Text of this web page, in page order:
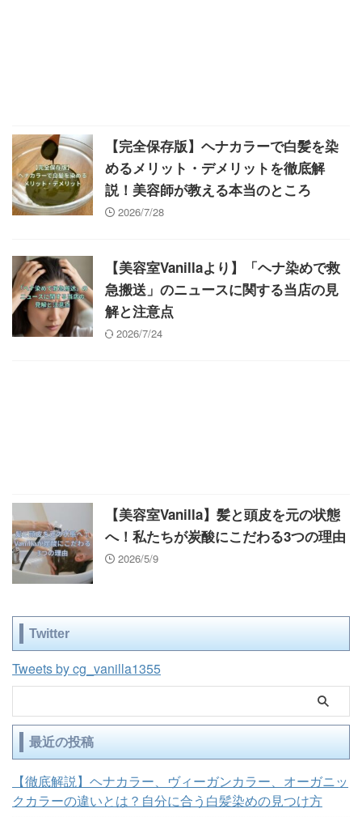
【完全保存版】ヘナカラーで白髪を染
めるメリット・デメリットを徹底解
説！美容師が教える本当のところ
2026/7/28
【美容室Vanillaより】「ヘナ染めで救
急搬送」のニュースに関する当店の見
解と注意点
2026/7/24
【美容室Vanilla】髪と頭皮を元の状態
へ！私たちが炭酸にこだわる3つの理由
2026/5/9
Twitter
Tweets by cg_vanilla1355
最近の投稿
【徹底解説】ヘナカラー、ヴィーガンカラー、オーガニッ
クカラーの違いとは？自分に合う白髪染めの見つけ方